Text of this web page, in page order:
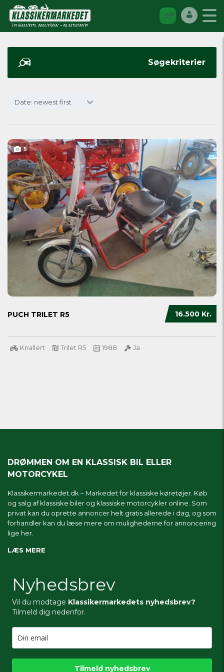
Søgekriterier
Date: newest first
5
16.500 Kr.
PUCH TRILET R5
Knallert Trilet R5 1988 Ja
DRØMMEN OM EN KLASSISK BIL ELLER
MOTORCYKEL
Klassikermarkedet.dk – Markedet for klassiske køretøjer. Køb
og salg af klassiske biler og klassiske motorcykler online. Som
privat kan du oprette annoncer helt gratis allerede i dag, og som
forhandler kan du læse mere om mulighederne for annoncering
lige her.
LÆS MERE
Nyhedsbrev
Vil du modtage Klassikermarkedets nyhedsbrev?
Tilmeld dig nedenfor.
Tilmeld nyhedsbrev